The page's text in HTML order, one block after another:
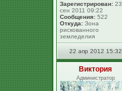
Зарегистрирован: 23
сен 2011 09:22
Сообщения: 522
Откуда: Зона
рискованного
земледелия
22 апр 2012 15:32
Виктория
Администратор